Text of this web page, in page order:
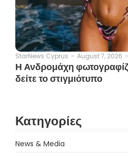
StarNews Cyprus - August 7, 2026 -
Η Ανδρομάχη
δείτε το στιγμιότυπο
Κατηγορίες
News & Media